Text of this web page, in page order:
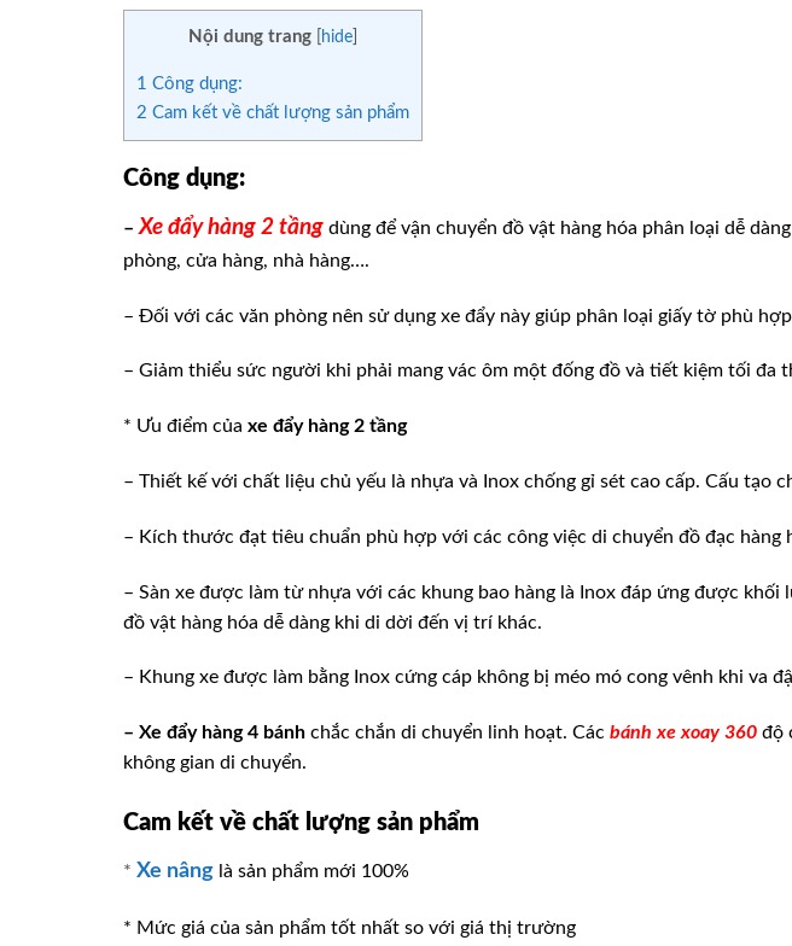
Nội dung trang hide
1 Công dụng:
2 Cam kết về chất lượng sản phẩm
Công dụng:
– Xe đẩy hàng 2 tầng dùng để vận chuyển đồ vật hàng hóa phân loại dễ
phòng, cửa hàng, nhà hàng….
– Đối với các văn phòng nên sử dụng xe đẩy này giúp phân loại giấy tờ phù
– Giảm thiểu sức người khi phải mang vác ôm một đống đồ và tiết kiệm tối đa
* Ưu điểm của xe đẩy hàng 2 tầng
– Thiết kế với chất liệu chủ yếu là nhựa và Inox chống gỉ sét cao cấp. Cấu tạo
– Kích thước đạt tiêu chuẩn phù hợp với các công việc di chuyển đồ đạc hàng
– Sàn xe được làm từ nhựa với các khung bao hàng là Inox đáp ứng được khối
đồ vật hàng hóa dễ dàng khi di dời đến vị trí khác.
– Khung xe được làm bằng Inox cứng cáp không bị méo mó cong vênh khi va
– Xe đẩy hàng 4 bánh chắc chắn di chuyển linh hoạt. Các bánh xe xoay 360 độ
không gian di chuyển.
Cam kết về chất lượng sản phẩm
* Xe nâng là sản phẩm mới 100%
* Mức giá của sản phẩm tốt nhất so với giá thị trường